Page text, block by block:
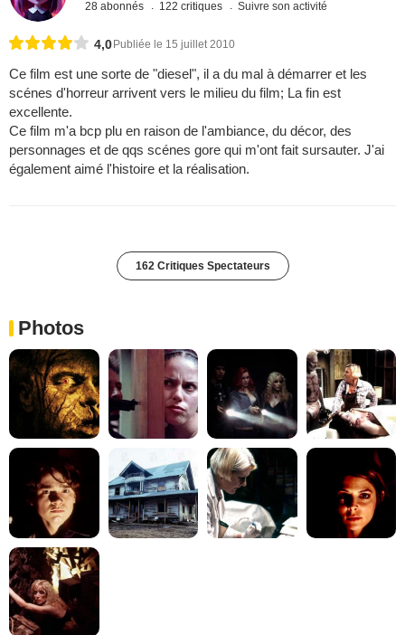
28 abonnés 122 critiques Suivre son activité
4,0Publiée le 15 juillet 2010
Ce film est une sorte de "diesel", il a du mal à démarrer et les
scénes d'horreur arrivent vers le milieu du film; La fin est
excellente.
Ce film m'a bcp plu en raison de l'ambiance, du décor, des
personnages et de qqs scénes gore qui m'ont fait sursauter. J'ai
également aimé l'histoire et la réalisation.
162 Critiques Spectateurs
Photos